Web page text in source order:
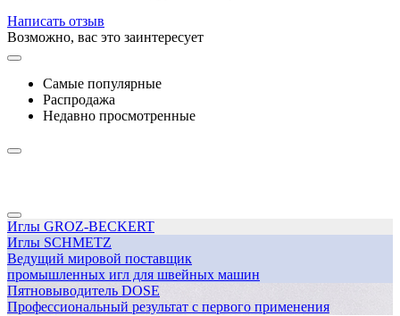
Написать отзыв
Возможно, вас это заинтересует
Самые популярные
Распродажа
Недавно просмотренные
Иглы GROZ-BECKERT
Иглы SCHMETZ
Ведущий мировой поставщик
промышленных игл для швейных машин
Пятновыводитель DOSE
Профессиональный результат с первого применения